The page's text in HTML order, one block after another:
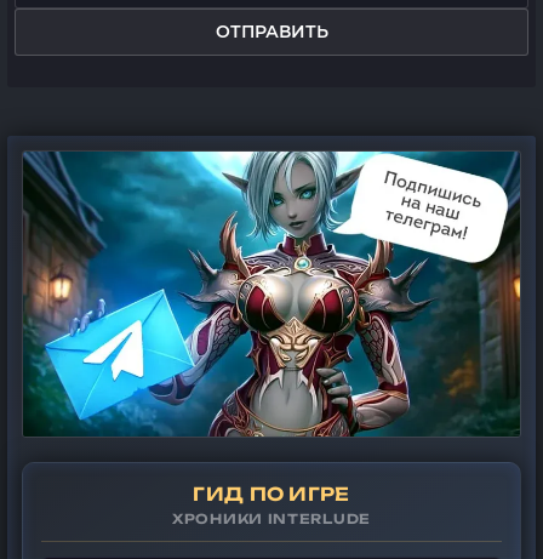
ОТПРАВИТЬ
ГИД ПО ИГРЕ
ХРОНИКИ INTERLUDE